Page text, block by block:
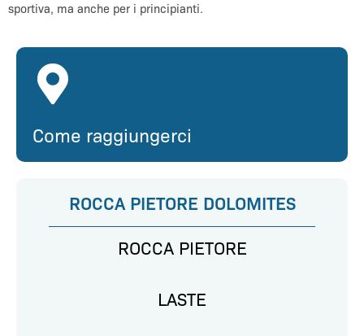
sportiva, ma anche per i principianti.
Come raggiungerci
ROCCA PIETORE DOLOMITES
ROCCA PIETORE
LASTE